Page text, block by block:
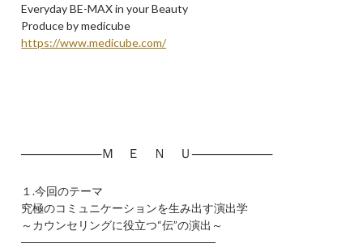
Everyday BE-MAX in your Beauty
Produce by medicube
https://www.medicube.com/
─────────Ｍ Ｅ Ｎ Ｕ─────────
１.今回のテーマ
究極のコミュニケーションを生み出す演出学
～カウンセリングに役立つ“伝”の演出～
────────────────────────